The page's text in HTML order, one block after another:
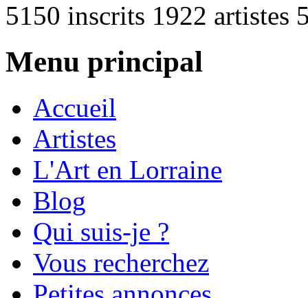
5150 inscrits 1922 artistes
Menu principal
Accueil
Artistes
L'Art en Lorraine
Blog
Qui suis-je ?
Vous recherchez